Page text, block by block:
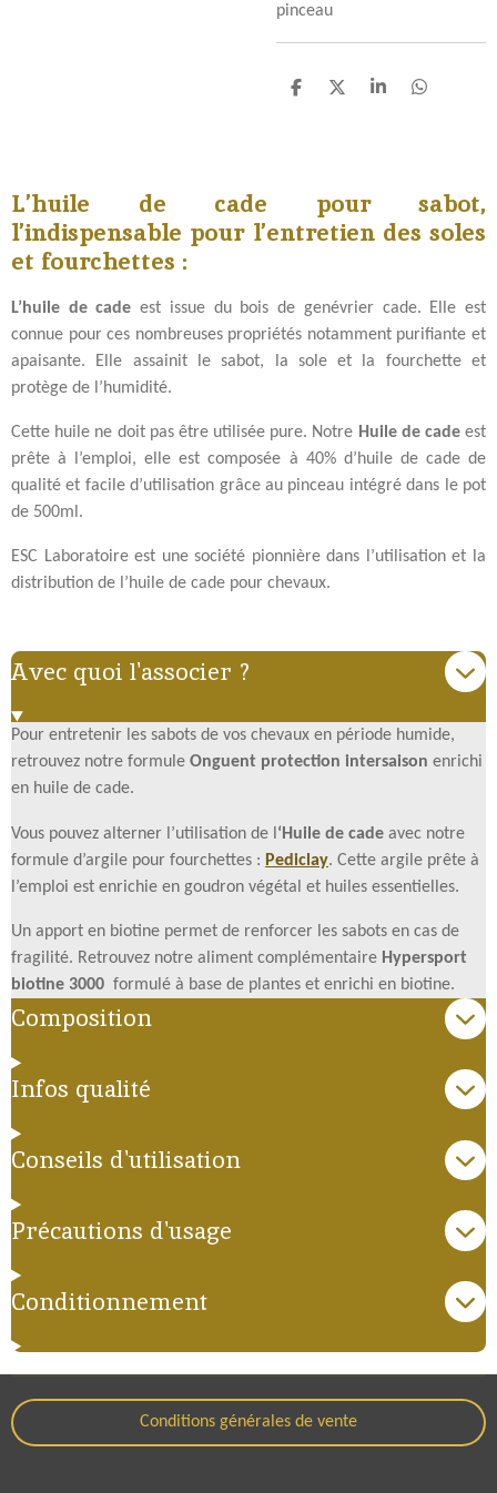
pinceau
P
r
P
e
r
P
P
e
r
L’huile de cade pour sabot,
l’indispensable pour l’entretien des soles
et fourchettes :
L’huile de cade est issue du bois de genévrier cade. Elle est
connue pour ces nombreuses propriétés notamment purifiante et
apaisante. Elle assainit le sabot, la sole et la fourchette et
protège de l’humidité.
Cette huile ne doit pas être utilisée pure. Notre Huile de cade est
prête à l’emploi, elle est composée à 40% d’huile de cade de
qualité et facile d’utilisation grâce au pinceau intégré dans le pot
de 500ml.
ESC Laboratoire est une société pionnière dans l’utilisation et la
distribution de l’huile de cade pour chevaux.
Avec quoi l'associer ?
Pour entretenir les sabots de vos chevaux en période humide,
retrouvez notre formule Onguent protection intersaison enrichi
en huile de cade.
Vous pouvez alterner l’utilisation de l ‘Huile de cade avec notre
formule d’argile pour fourchettes : Pediclay. Cette argile prête à
l’emploi est enrichie en goudron végétal et huiles essentielles.
Un apport en biotine permet de renforcer les sabots en cas de
fragilité. Retrouvez notre aliment complémentaire Hypersport
biotine 3000 formulé à base de plantes et enrichi en biotine.
Composition
Infos qualité
Conseils d'utilisation
Précautions d'usage
Conditionnement
Conditions générales de vente